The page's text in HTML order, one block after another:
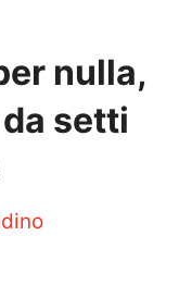
nulla,
setti